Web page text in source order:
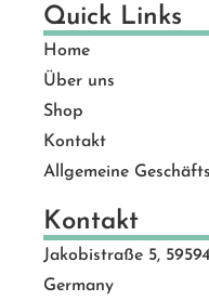
Quick Links
Home
Über uns
Shop
Kontakt
Allgemeine
Kontakt
Jakobistraße 5,
Germany